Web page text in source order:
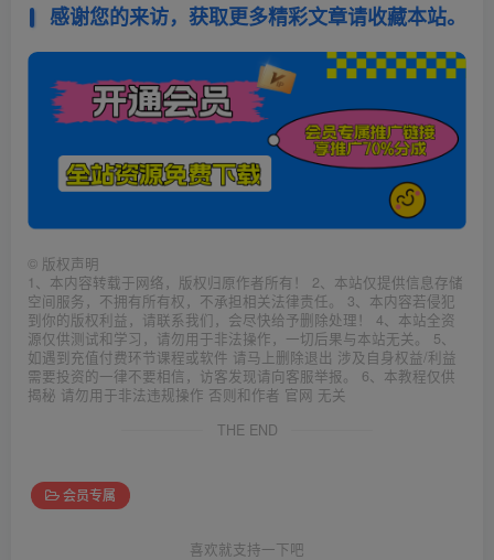
感谢您的来访，获取更多精彩文章请收藏本站。
© 版权声明
1、本内容转载于网络，版权归原作者所有！ 2、本站仅提供信息存储
空间服务，不拥有所有权，不承担相关法律责任。 3、本内容若侵犯
到你的版权利益，请联系我们，会尽快给予删除处理！ 4、本站全资
源仅供测试和学习，请勿用于非法操作，一切后果与本站无关。 5、
如遇到充值付费环节课程或软件 请马上删除退出 涉及自身权益/利益
需要投资的一律不要相信，访客发现请向客服举报。 6、本教程仅供
揭秘 请勿用于非法违规操作 否则和作者 官网 无关
THE END
会员专属
喜欢就支持一下吧